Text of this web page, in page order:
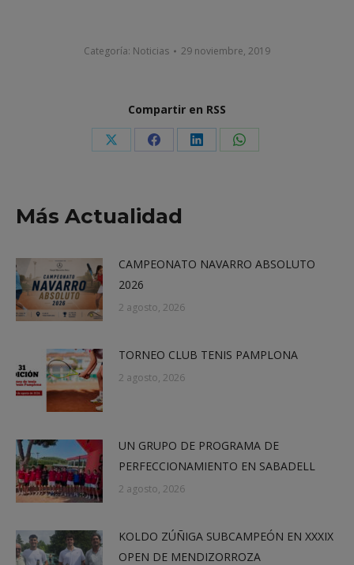
Categoría: Noticias 29 noviembre, 2019
Compartir en RSS
Share Share Share Share
Más Actualidad
CAMPEONATO NAVARRO ABSOLUTO
2026
2 agosto, 2026
TORNEO CLUB TENIS PAMPLONA
2 agosto, 2026
UN GRUPO DE PROGRAMA DE
PERFECCIONAMIENTO EN SABADELL
2 agosto, 2026
KOLDO ZÚÑIGA SUBCAMPEÓN EN XXXIX
OPEN DE MENDIZORROZA